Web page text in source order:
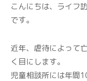
こんにちは、ライフ
です。
近年、虐待によって
く目にします。
児童相談所には年間